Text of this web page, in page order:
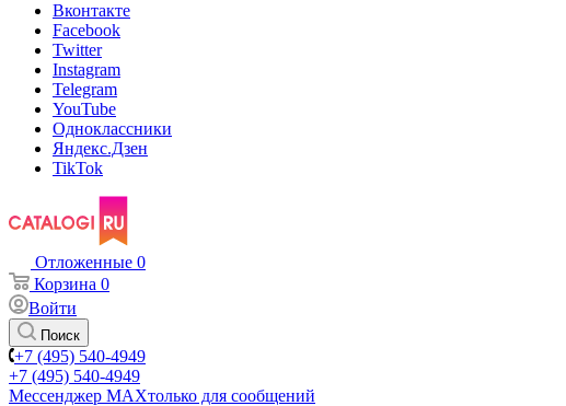
Вконтакте
Facebook
Twitter
Instagram
Telegram
YouTube
Одноклассники
Яндекс.Дзен
TikTok
Отложенные 0
Корзина 0
Войти
Поиск
+7 (495) 540-4949
+7 (495) 540-4949
Мессенджер МАХтолько для сообщений